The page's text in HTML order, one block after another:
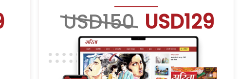
USD150 USD129